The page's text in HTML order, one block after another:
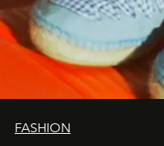
FASHION